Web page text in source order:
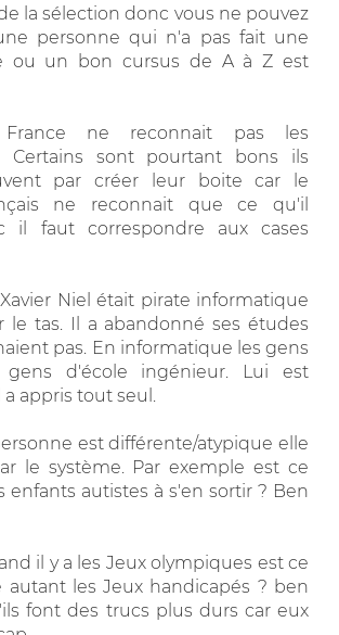
la sélection donc vous ne pouvez
personne qui n'a pas fait une
ou un bon cursus de A à Z est
ne reconnait pas les
Certains sont pourtant bons ils
par créer leur boite car le
ne reconnait que ce qu'il
il faut correspondre aux cases
Niel était pirate informatique
le tas. Il a abandonné ses études
pas. En informatique les gens
d'école ingénieur. Lui est
appris tout seul.
est différente/atypique elle
le système. Par exemple est ce
enfants autistes à s'en sortir ? Ben
il y a les Jeux olympiques est ce
autant les Jeux handicapés ? ben
font des trucs plus durs car eux